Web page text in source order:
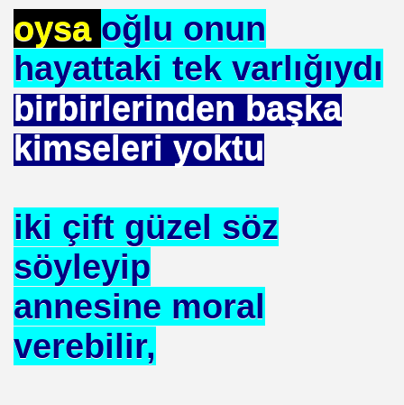
oysa oğlu onun
hayattaki tek varlığıydı
birbirlerinden başka
kimseleri yoktu
iki çift güzel söz
söyleyip
annesine moral
verebilir,
ILERI GÖRÜŞLÜ GÜNEŞ ENERJI GÖNÜLLÜSÜ
YOKTUR
YÜKSEK MIMAR
MESALARININ SIRRI ?
KARIŞIMI
ÖRGÜTÜ ALPER TAN